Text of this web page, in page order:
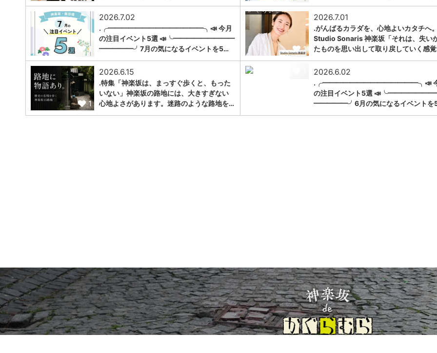
1
2026.7.02
.╭━━━━━━━━━━━━━━╮📣 今月
の注目イベント5選 📣╰━━━━━━━━━
━━━━━╯7月の気になるイベントを5…
1
2026.7.01
.がんばるカラダを、心地よいカタチへ。
Studio Sonaris 神楽坂「それは、失い
たものを思い出して取り戻していく感
1
2026.6.15
.特集「神楽坂は、まっすぐ歩くと、もった
いない」神楽坂の路地には、大きすぎない
心地よさがあります。迷路のような路地を…
2026.6.02
.╭━━━━━━━━━━━━━━╮📣 今
の注目イベント5選
━━━━━╯6月の気になるイベントを